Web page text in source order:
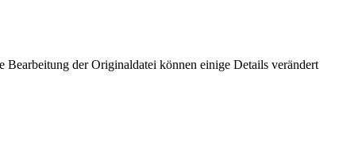
der Originaldatei können einige Details verändert